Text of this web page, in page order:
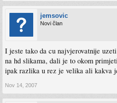
jemsovic
Novi član
I jeste tako da cu najvjerovatnije
na hd slikama, dali je to okom
ipak razlika u rez je velika ali kakva
Nov 14, 2007